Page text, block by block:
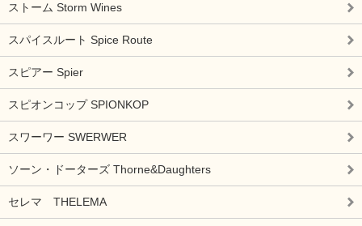
ストーム Storm Wines
スパイスルート Spice Route
スピアー Spier
スピオンコップ SPIONKOP
スワーワー SWERWER
ソーン・ドーターズ Thorne&Daughters
セレマ THELEMA